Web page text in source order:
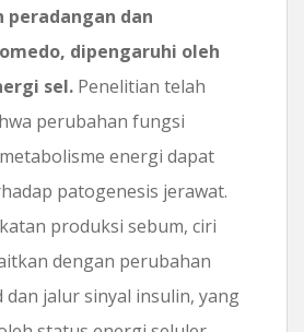
dan
dipengaruhi oleh
sel. Penelitian telah
perubahan fungsi
energi dapat
patogenesis jerawat.
produksi sebum, ciri
dengan perubahan
dan jalur sinyal insulin, yang